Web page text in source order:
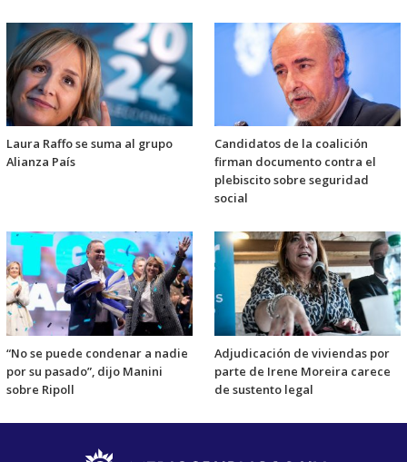
Laura Raffo se suma al grupo
Alianza País
Candidatos de la coalición
firman documento contra el
plebiscito sobre seguridad
social
“No se puede condenar a nadie
por su pasado”, dijo Manini
sobre Ripoll
Adjudicación de viviendas por
parte de Irene Moreira carece
de sustento legal